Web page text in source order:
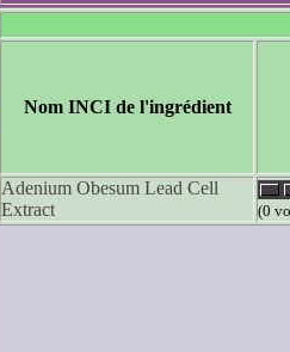
Nom INCI de l'ingrédient
Adenium Obesum Lead Cell
Extract
(0